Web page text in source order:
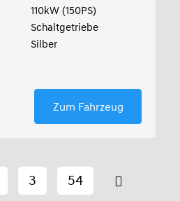
110kW (150PS)
Schaltgetriebe
Silber
Zum Fahrzeug
3 54